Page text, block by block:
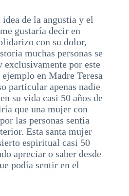
de la angustia y el
gustaría decir en
con su dolor,
muchas personas se
exclusivamente por este
en Madre Teresa
particular apenas nadie
su vida casi 50 años de
que una mujer con
las personas sentía
Esta santa mujer
espiritual casi 50
apreciar o saber desde
podía sentir en el